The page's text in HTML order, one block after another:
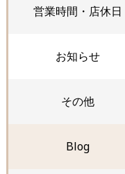
営業時間・店休日
お知らせ
その他
Blog